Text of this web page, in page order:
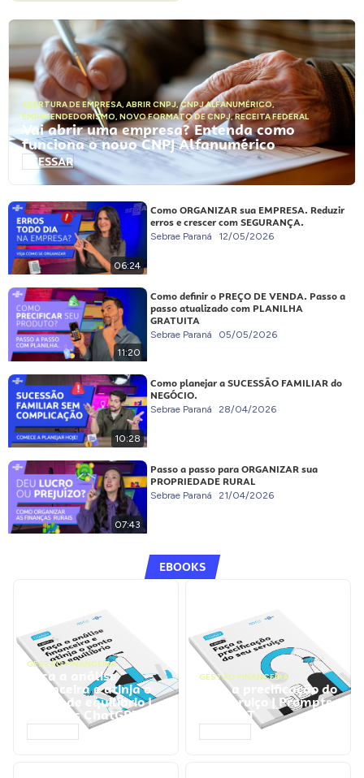
ABERTURA DE EMPRESA, ABRIR CNPJ,CNPJ ALFANUMÉRICO,
EMPREENDEDORISMO, NOVO FORMATO DE CNPJ,RECEITA FEDERAL
Vai abrir uma empresa? Entenda como
funciona o novo CNPJ Alfanumérico
ACESSAR
06:24
Como ORGANIZAR sua EMPRESA. Reduzir
erros e crescer com SEGURANÇA.
Sebrae Paraná 12/05/2026
11:20
Como definir o PREÇO DE VENDA. Passo a
passo atualizado com PLANILHA
GRATUITA
Sebrae Paraná 05/05/2026
10:28
Como planejar a SUCESSÃO FAMILIAR do
NEGÓCIO.
Sebrae Paraná 28/04/2026
07:43
Passo a passo para ORGANIZAR sua
PROPRIEDADE RURAL
Sebrae Paraná 21/04/2026
EBOOKS
GESTÃO FINANCEIRA
Faça a análise
financeira e atinja o
ponto de equilíbrio |
Prompts ChatGPT
GESTÃO FINANCEIRA
Faça a precificação do
seu serviço | Prompts
ChatGPT